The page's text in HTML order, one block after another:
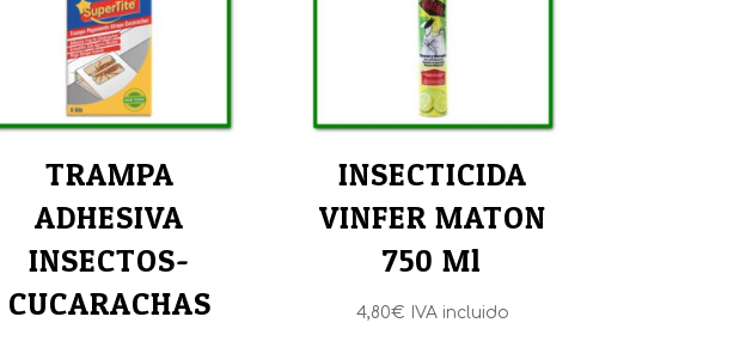
TRAMPA
ADHESIVA
INSECTOS-
CUCARACHAS
INSECTICIDA
VINFER MATON
750 Ml
4,80€ IVA incluido